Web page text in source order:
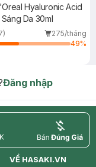
Hyaluronic Acid
Da 30ml
275/tháng
49%
Đăng nhập
price
VỀ HASAKI.VN